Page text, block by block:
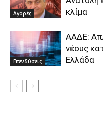
Αγορές
κλίμα
Επενδύσεις
ΑΑΔΕ:
νέους
Ελλάδα